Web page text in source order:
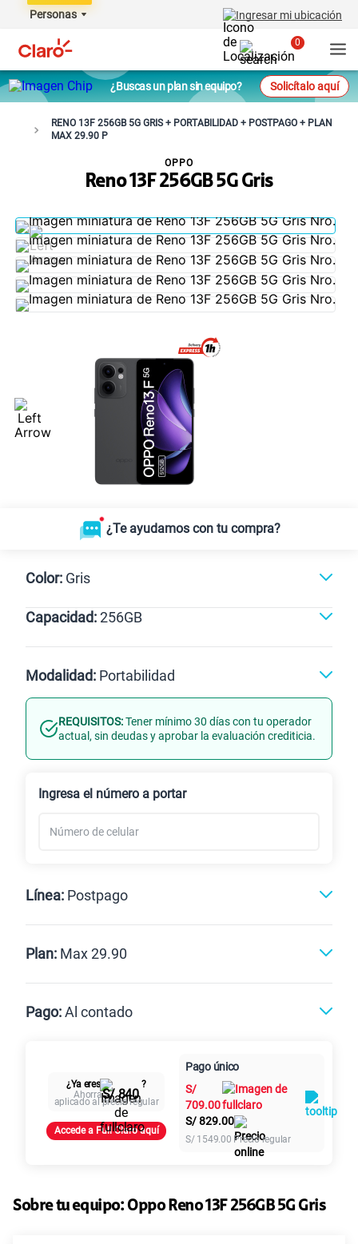
Personas Ingresar mi ubicación
0
¿Buscas un plan sin equipo? Solicítalo aquí
RENO 13F 256GB 5G GRIS + PORTABILIDAD + POSTPAGO + PLAN
MAX 29.90 P
Reno 13F 256GB 5G Gris
OPPO
¿Te ayudamos con tu compra?
Color: Gris
Capacidad:256GB
256GB
Modalidad: Portabilidad
Línea Nueva Portabilidad
REQUISITOS:Tener mínimo 30 días con tu operador
actual, sin deudas y aprobar la evaluación crediticia.
Ingresa el número a portar
Línea: Postpago
Postpago
Plan: Max 29.90
Paga solo
25GBen alta velocidad
S/29.90
45GBen alta velocidad
S/
Ver más planes
Pago:Al contado
Cuotas Claro
intereses
¿Ya eres
?
AhorraS/ 840
aplicado al precio regular
Accede a Full Claro aquí
Pago único
S/
709.00
S/829.00
S/ 1549.00 Precio regular
Sobre tu equipo:Oppo Reno 13F 256GB 5G Gris